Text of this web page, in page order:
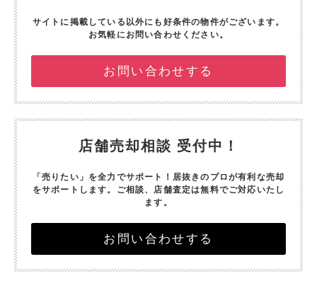
サイトに掲載している以外にも好条件の物件がございます。
お気軽にお問い合わせください。
お問い合わせする
店舗売却相談 受付中！
「売りたい」を全力でサポート！ 居抜きのプロが有利な売却
をサポートします。 ご相談、店舗査定は無料でご対応いたし
ます。
お問い合わせする